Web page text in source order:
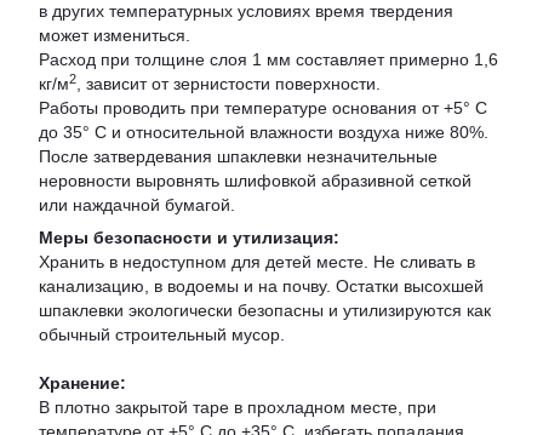
в других температурных условиях время твердения
может измениться.
Расход при толщине слоя 1 мм составляет примерно 1,6
кг/м2, зависит от зернистости поверхности.
Работы проводить при температуре основания от +5° С
до 35° С и относительной влажности воздуха ниже 80%.
После затвердевания шпаклевки незначительные
неровности выровнять шлифовкой абразивной сеткой
или наждачной бумагой.
Меры безопасности и утилизация:
Хранить в недоступном для детей месте. Не сливать в
канализацию, в водоемы и на почву. Остатки высохшей
шпаклевки экологически безопасны и утилизируются как
обычный строительный мусор.
Хранение:
В плотно закрытой таре в прохладном месте, при